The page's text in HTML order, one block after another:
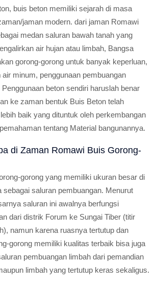
buis beton memiliki sejarah di masa
jaman modern. dari jaman Romawi
medan saluran bawah tanah yang
air hujan atau limbah, Bangsa
gorong-gorong untuk banyak keperluan,
air minum, penggunaan pembuangan
beton sendiri haruslah benar
ke zaman bentuk Buis Beton telah
baik yang dituntuk oleh perkembangan
tentang Material bangunannya.
di Zaman Romawi Buis Gorong-
gorong yang memiliki ukuran besar di
sebagai saluran pembuangan. Menurut
saluran ini awalnya berfungsi
dari distrik Forum ke Sungai Tiber (titir
namun karena ruasnya tertutup dan
gorong memiliki kualitas terbaik bisa juga
pembuangan limbah dari pemandian
limbah yang tertutup keras sekaligus.